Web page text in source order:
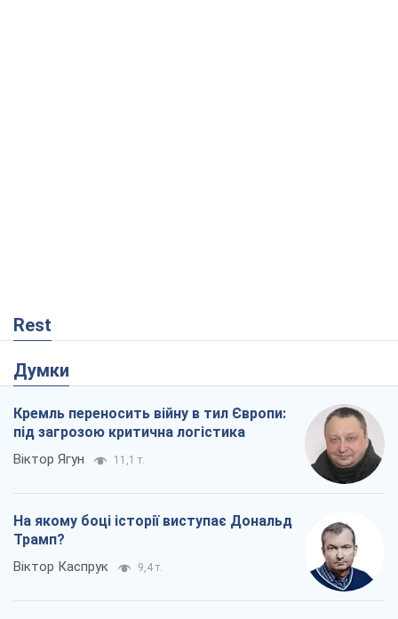
Rest
Думки
Кремль переносить війну в тил Європи:
під загрозою критична логістика
Віктор Ягун 11,1 т.
На якому боці історії виступає Дональд
Трамп?
Віктор Каспрук 9,4 т.